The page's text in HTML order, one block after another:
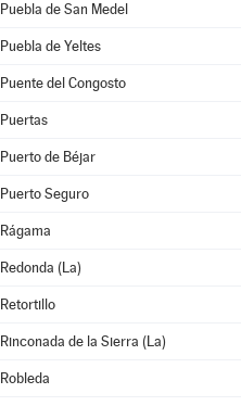
Puebla de San Medel
Puebla de Yeltes
Puente del Congosto
Puertas
Puerto de Béjar
Puerto Seguro
Rágama
Redonda (La)
Retortillo
Rinconada de la Sierra (La)
Robleda